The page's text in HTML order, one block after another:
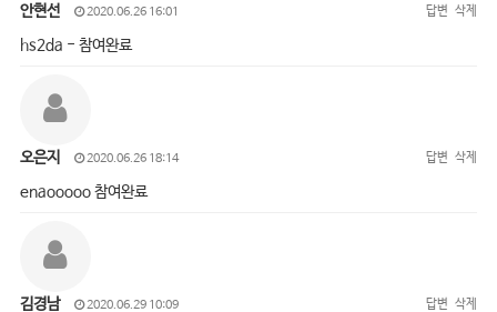
안현선 2020.06.26 16:01 답변 삭제
hs2da - 참여완료
오은지 2020.06.26 18:14 답변 삭제
enaooooo 참여완료
김경남 2020.06.29 10:09 답변 삭제